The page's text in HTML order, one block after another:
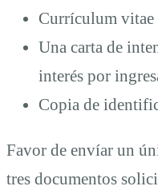
Currículum vitae
Una carta de
interés por
Copia de
Favor de envíar un
tres documentos